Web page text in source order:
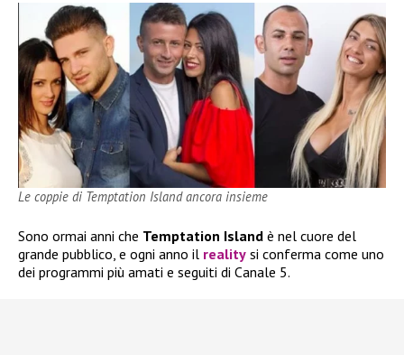
Le coppie di Temptation Island ancora insieme
Sono ormai anni che Temptation Island è nel cuore del
grande pubblico, e ogni anno il reality si conferma come uno
dei programmi più amati e seguiti di Canale 5.